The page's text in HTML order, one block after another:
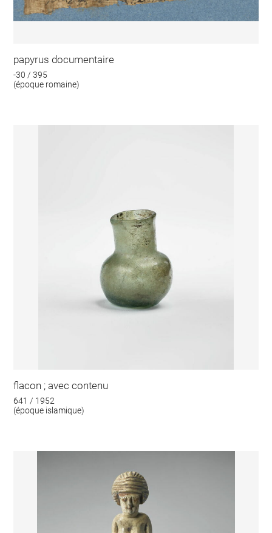
papyrus documentaire
-30 / 395
(époque romaine)
flacon ; avec contenu
641 / 1952
(époque islamique)